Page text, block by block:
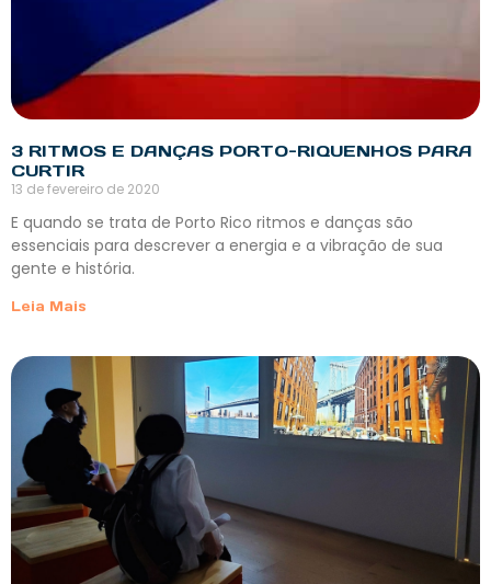
3 RITMOS E DANÇAS PORTO-RIQUENHOS PARA
CURTIR
13 de fevereiro de 2020
E quando se trata de Porto Rico ritmos e danças são
essenciais para descrever a energia e a vibração de sua
gente e história.
Leia Mais